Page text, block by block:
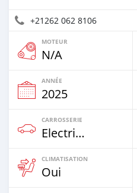
+21262 062 8106
MOTEUR
N/A
ANNÉE
2025
CARROSSERIE
Electric EV
CLIMATISATION
Oui